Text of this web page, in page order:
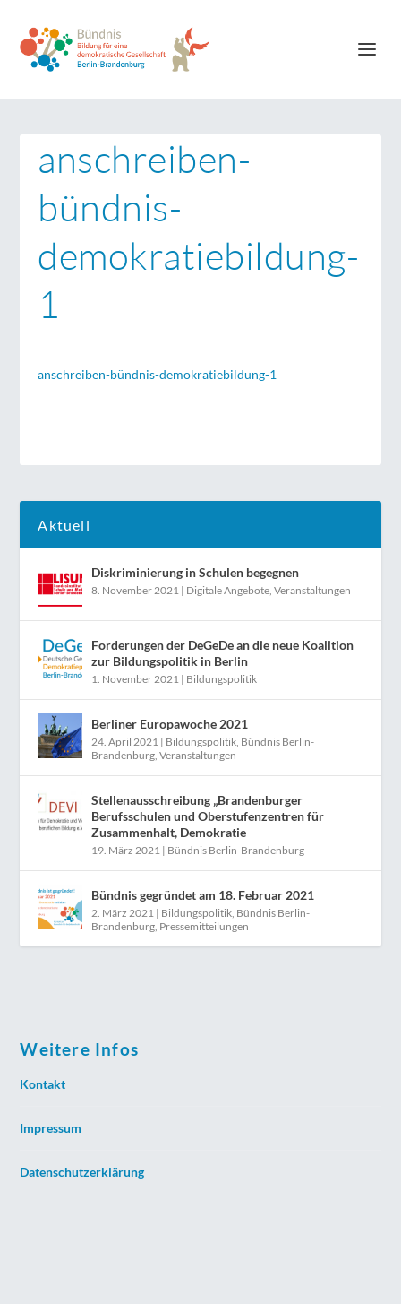
anschreiben-
bündnis-
demokratiebildung-
1
anschreiben-bündnis-demokratiebildung-1
Aktuell
Diskriminierung in Schulen begegnen
8. November 2021 | Digitale Angebote ,Veranstaltungen
Forderungen der DeGeDe an die neue Koalition
zur Bildungspolitik in Berlin
1. November 2021 | Bildungspolitik
Berliner Europawoche 2021
24. April 2021 | Bildungspolitik Bündnis Berlin-
Brandenburg ,Veranstaltungen
Stellenausschreibung „Brandenburger
Berufsschulen und Oberstufenzentren für
Zusammenhalt, Demokratie
19. März 2021 | Bündnis Berlin-Brandenburg
Bündnis gegründet am 18. Februar 2021
2. März 2021 | Bildungspolitik Bündnis Berlin-
Brandenburg Pressemitteilungen
Weitere Infos
Kontakt
Impressum
Datenschutzerklärung